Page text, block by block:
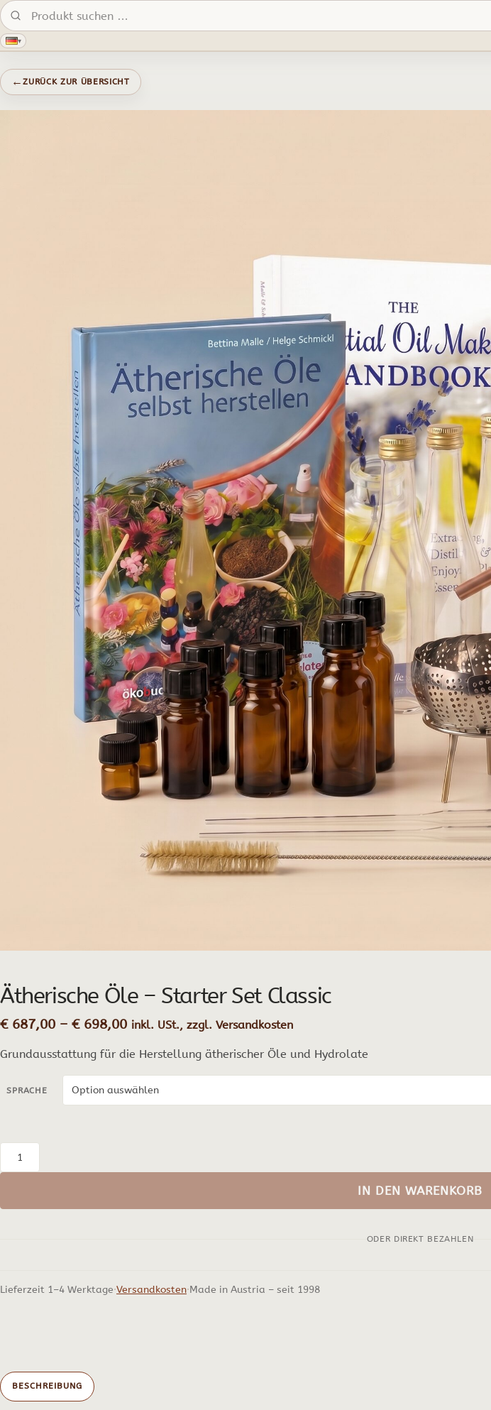
Produkte suchen:
▾
←ZURÜCK ZUR ÜBERSICHT
Ätherische Öle – Starter Set Classic
€687,00 – €698,00Preisspanne:
bis
€ 698,00
inkl. USt., zzgl. Versandkosten
Grundausstattung für die Herstellung ätherischer Öle und Hydrolate
SPRACHE
-
IN DEN WARENKORB
ODER DIREKT BEZAHLEN
Lieferzeit 1–4 Werktage Versandkosten Made in Austria – seit 1998
BESCHREIBUNG